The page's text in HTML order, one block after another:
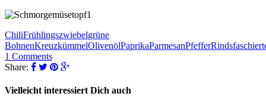
ChiliFrühlingszwiebelgrüne
BohnenKreuzkümmelOlivenölPaprikaParmesanPfeffer
1 Comments
Share:
Vielleicht interessiert Dich auch